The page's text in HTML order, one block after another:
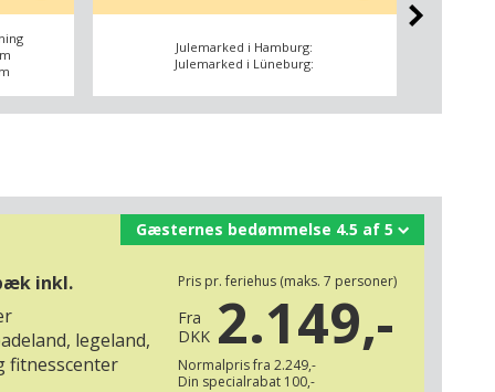
Julemarked i Hamburg:
Julemarked i Lüneburg:
inkl.
legeland,
fitnesscenter
Pris pr. feriehus (maks. 7 personer)
Fra
DKK 2.149,-
Normalpris fra 2.249,-
Din specialrabat 100,-
Gæsternes bedømmelse 4.5 af 5